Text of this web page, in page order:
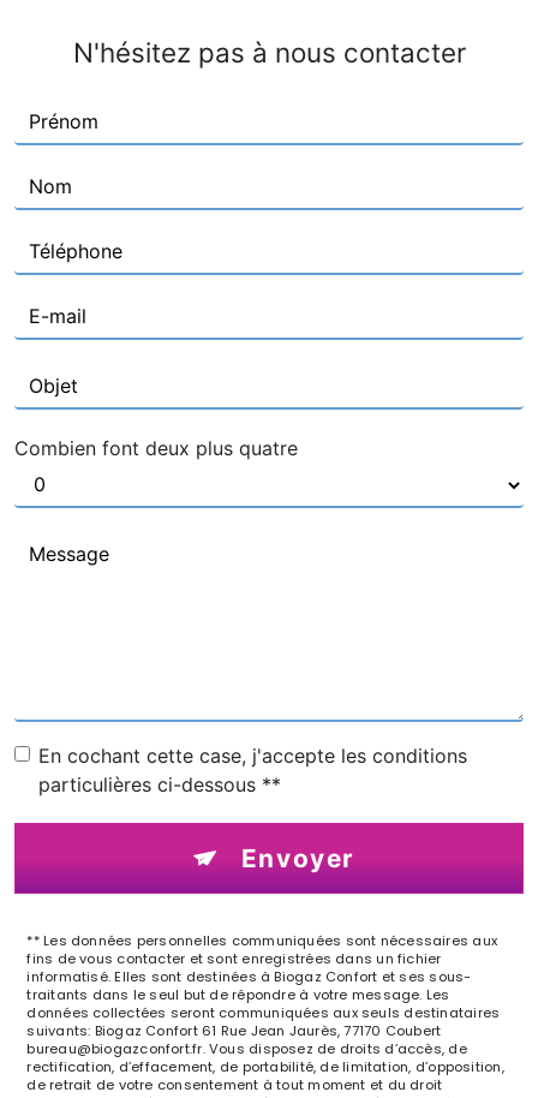
N'hésitez pas à nous contacter
Combien font deux plus quatre
En cochant cette case, j'accepte les conditions
particulières ci-dessous **
Envoyer
** Les données personnelles communiquées sont nécessaires aux
fins de vous contacter et sont enregistrées dans un fichier
informatisé. Elles sont destinées à Biogaz Confort et ses sous-
traitants dans le seul but de répondre à votre message. Les
données collectées seront communiquées aux seuls destinataires
suivants: Biogaz Confort 61 Rue Jean Jaurès, 77170 Coubert
bureau@biogazconfort.fr. Vous disposez de droits d’accès, de
rectification, d’effacement, de portabilité, de limitation, d’opposition,
de retrait de votre consentement à tout moment et du droit